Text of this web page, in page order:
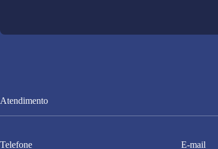
Atendimento
Telefone E-mail